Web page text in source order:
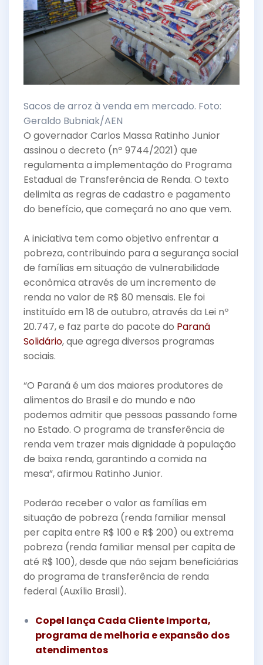
k
Sacos de arroz à venda em mercado. Foto:
Geraldo Bubniak/AEN
O governador Carlos Massa Ratinho Junior
assinou o decreto (nº 9744/2021) que
regulamenta a implementação do Programa
Estadual de Transferência de Renda. O texto
delimita as regras de cadastro e pagamento
do benefício, que começará no ano que vem.
A iniciativa tem como objetivo enfrentar a
pobreza, contribuindo para a segurança social
de famílias em situação de vulnerabilidade
econômica através de um incremento de
renda no valor de R$ 80 mensais. Ele foi
instituído em 18 de outubro, através da Lei nº
20.747, e faz parte do pacote do Paraná
Solidário, que agrega diversos programas
sociais.
“O Paraná é um dos maiores produtores de
alimentos do Brasil e do mundo e não
podemos admitir que pessoas passando fome
no Estado. O programa de transferência de
renda vem trazer mais dignidade à população
de baixa renda, garantindo a comida na
mesa”, afirmou Ratinho Junior.
Poderão receber o valor as famílias em
situação de pobreza (renda familiar mensal
per capita entre R$ 100 e R$ 200) ou extrema
pobreza (renda familiar mensal per capita de
até R$ 100), desde que não sejam beneficiárias
do programa de transferência de renda
federal (Auxílio Brasil).
Copel lança Cada Cliente Importa,
programa de melhoria e expansão dos
atendimentos